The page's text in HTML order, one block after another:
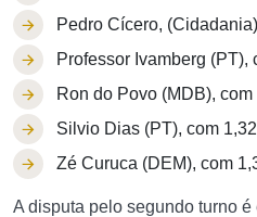
Pedro Cícero,
Professor Ivamberg (PT),
Ron do Povo (MDB), com
Silvio Dias (PT), com
Zé Curuca (DEM), com
A disputa pelo segundo turno